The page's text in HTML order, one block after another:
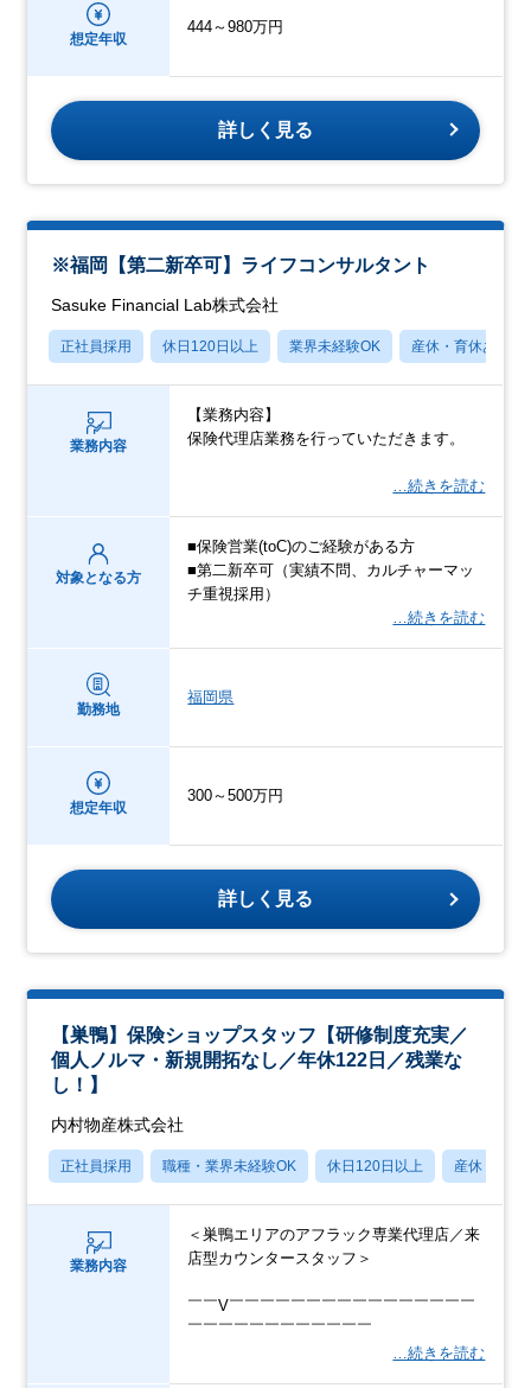
想定年収
444～980万円
詳しく見る
※福岡【第二新卒可】ライフコンサルタント
Sasuke Financial Lab株式会社
正社員採用 休日120日以上 業界未経験OK 産休・育休あり
業務内容
【業務内容】
保険代理店業務を行っていただきます。
…続きを読む
対象となる方
■保険営業(toC)のご経験がある方
■第二新卒可（実績不問、カルチャーマッ
チ重視採用）
…続きを読む
勤務地
福岡県
想定年収
300～500万円
詳しく見る
【巣鴨】保険ショップスタッフ【研修制度充実／
個人ノルマ・新規開拓なし／年休122日／残業な
し！】
内村物産株式会社
正社員採用 職種・業界未経験OK 休日120日以上 産休・育休
業務内容
＜巣鴨エリアのアフラック専業代理店／来
店型カウンタースタッフ＞
￣￣V￣￣￣￣￣￣￣￣￣￣￣￣￣￣￣￣
￣￣￣￣￣￣￣￣￣￣￣￣
…続きを読む